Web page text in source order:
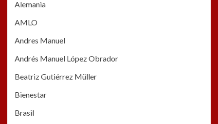
Alemania
AMLO
Andres Manuel
Andrés Manuel López Obrador
Beatriz Gutiérrez Müller
Bienestar
Brasil